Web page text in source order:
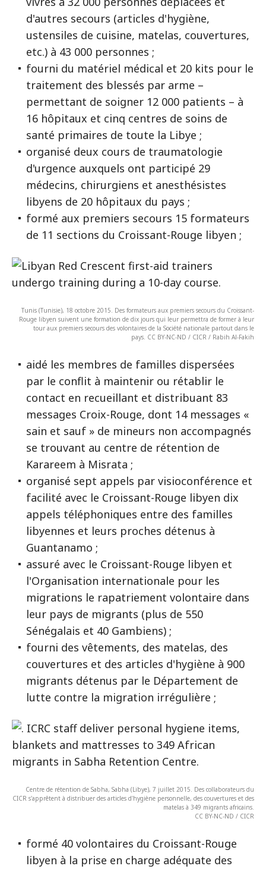
d'autres secours (articles d'hygiène,
ustensiles de cuisine, matelas, couvertures,
etc.) à 43 000 personnes ;
fourni du matériel médical et 20 kits pour le
traitement des blessés par arme –
permettant de soigner 12 000 patients – à
16 hôpitaux et cinq centres de soins de
santé primaires de toute la Libye ;
organisé deux cours de traumatologie
d'urgence auxquels ont participé 29
médecins, chirurgiens et anesthésistes
libyens de 20 hôpitaux du pays ;
formé aux premiers secours 15 formateurs
de 11 sections du Croissant-Rouge libyen ;
Tunis (Tunisie), 18 octobre 2015. Des formateurs aux premiers secours du Croissant-
Rouge libyen suivent une formation de dix jours qui leur permettra de former à leur
tour aux premiers secours des volontaires de la Société nationale partout dans le
pays. CC BY-NC-ND / CICR / Rabih Al-Fakih
aidé les membres de familles dispersées
par le conflit à maintenir ou rétablir le
contact en recueillant et distribuant 83
messages Croix-Rouge, dont 14 messages «
sain et sauf » de mineurs non accompagnés
se trouvant au centre de rétention de
Karareem à Misrata ;
organisé sept appels par visioconférence et
facilité avec le Croissant-Rouge libyen dix
appels téléphoniques entre des familles
libyennes et leurs proches détenus à
Guantanamo ;
assuré avec le Croissant-Rouge libyen et
l'Organisation internationale pour les
migrations le rapatriement volontaire dans
leur pays de migrants (plus de 550
Sénégalais et 40 Gambiens) ;
fourni des vêtements, des matelas, des
couvertures et des articles d'hygiène à 900
migrants détenus par le Département de
lutte contre la migration irrégulière ;
Centre de rétention de Sabha, Sabha (Libye), 7 juillet 2015. Des collaborateurs du
CICR s'apprêtent à distribuer des articles d'hygiène personnelle, des couvertures et des
matelas à 349 migrants africains.
CC BY-NC-ND / CICR
formé 40 volontaires du Croissant-Rouge
libyen à la prise en charge adéquate des